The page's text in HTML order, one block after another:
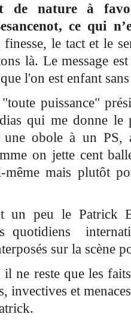
de nature à
ce qui
le tact et le
là. Le message
l'on est enfant
puissance"
qui me donne le
une obole à un PS,
on jette cent
mais plutôt
un peu le Patrick
quotidiens
sur la scène
ne reste que les
invectives et